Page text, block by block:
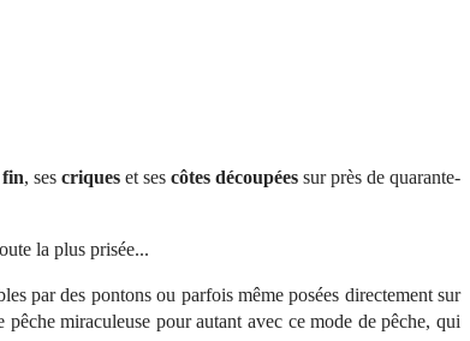
fin, ses criques et ses côtes découpées sur près de quarante-
la plus prisée...
par des pontons ou parfois même posées directement sur
miraculeuse pour autant avec ce mode de pêche, qui